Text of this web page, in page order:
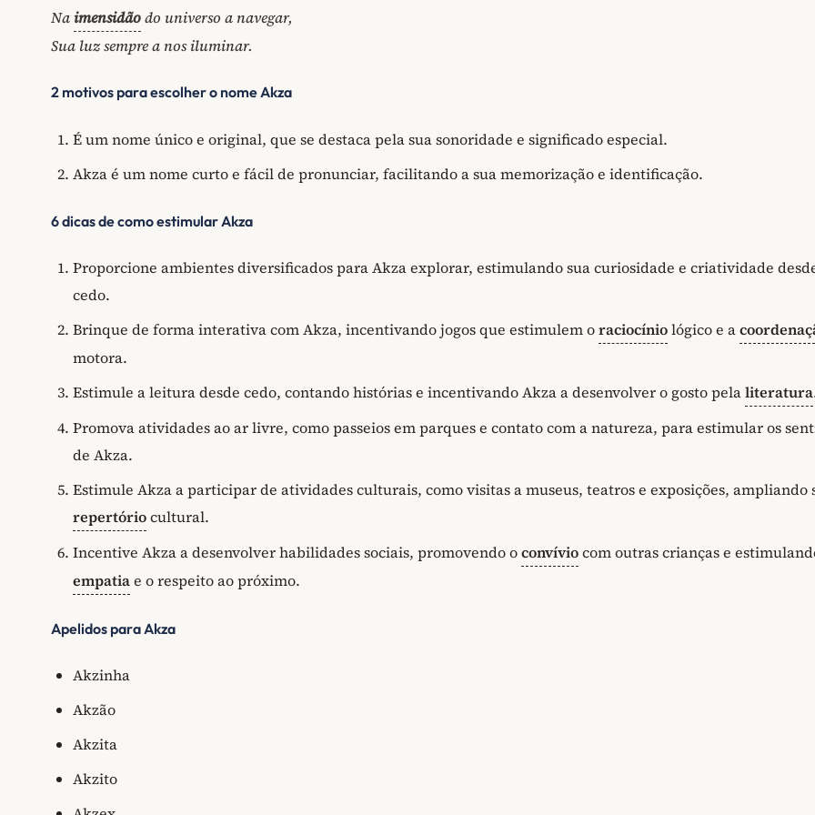
Naimensidãodo universo a navegar,
Sua luz sempre a nos iluminar.
2 motivos para escolher o nome Akza
É um nome único e original, que se destaca pela sua sonoridade e significado especial.
Akza é um nome curto e fácil de pronunciar, facilitando a sua memorização e identificação.
6 dicas de como estimular Akza
Proporcione ambientes diversificados para Akza explorar, estimulando sua curiosidade e criatividade
cedo.
Brinque de forma interativa com Akza, incentivando jogos que estimulem oraciocíniológico e a
motora.
Estimule a leitura desde cedo, contando histórias e incentivando Akza a desenvolver o gosto pelaliteratura
Promova atividades ao ar livre, como passeios em parques e contato com a natureza, para estimular os
de Akza.
Estimule Akza a participar de atividades culturais, como visitas a museus, teatros e exposições, ampliando
repertóriocultural.
Incentive Akza a desenvolver habilidades sociais, promovendo oconvíviocom outras crianças e
empatiae o respeito ao próximo.
Apelidos para Akza
Akzinha
Akzão
Akzita
Akzito